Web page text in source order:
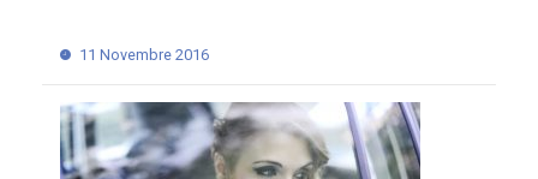
11 Novembre 2016